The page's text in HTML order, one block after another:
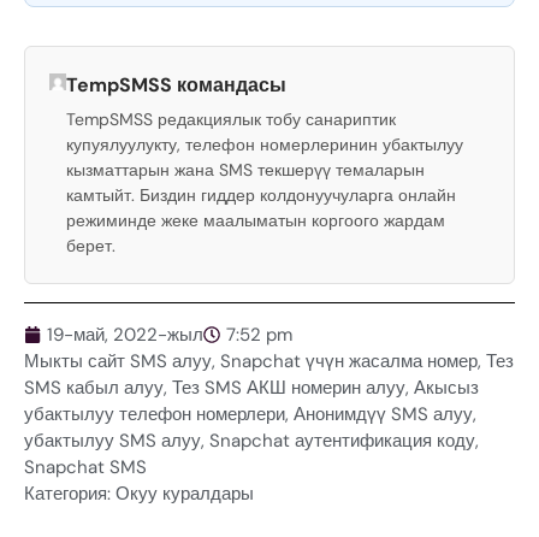
TempSMSS командасы
TempSMSS редакциялык тобу санариптик
купуялуулукту, телефон номерлеринин убактылуу
кызматтарын жана SMS текшерүү темаларын
камтыйт. Биздин гиддер колдонуучуларга онлайн
режиминде жеке маалыматын коргоого жардам
берет.
19-май, 2022-жыл
7:52 pm
Мыкты сайт SMS алуу, Snapchat үчүн жасалма номер, Тез
SMS кабыл алуу, Тез SMS АКШ номерин алуу, Акысыз
убактылуу телефон номерлери, Анонимдүү SMS алуу,
убактылуу SMS алуу, Snapchat аутентификация коду,
Snapchat SMS
Категория: Окуу куралдары